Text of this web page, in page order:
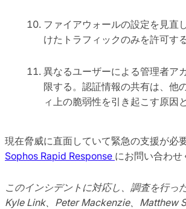
ファイアウォールの設定を見直
けたトラフィックのみを許可する
異なるユーザーによる管理者ア
限する。認証情報の共有は、他
ィ上の脆弱性を引き起こす原因
現在脅威に直面していて緊急の支援が必
Sophos Rapid Response にお問い合わせ
このインシデントに対応し、調査を行っ
Kyle Link、Peter Mackenzie、Matthew